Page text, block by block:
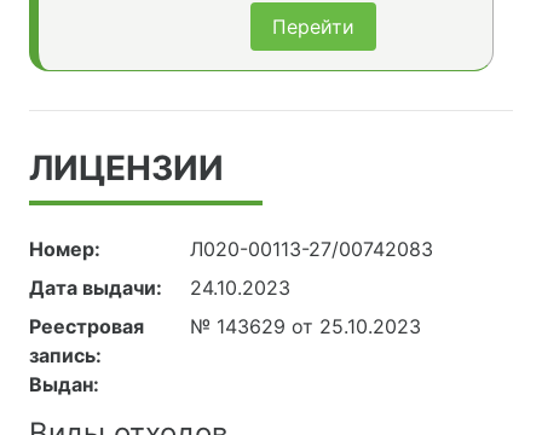
Перейти
ЛИЦЕНЗИИ
Номер:
Л020-00113-27/00742083
Дата выдачи:
24.10.2023
Реестровая
запись:
№ 143629 от 25.10.2023
Выдан: